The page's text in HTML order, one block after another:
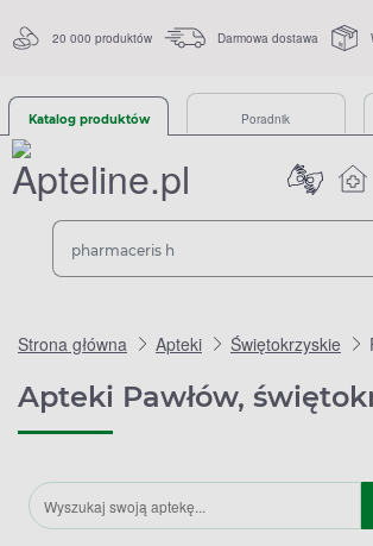
20 000 produktów Darmowa dostawa
Katalog produktów Poradnik
Strona główna Apteki Świętokrzyskie
Apteki Pawłów,